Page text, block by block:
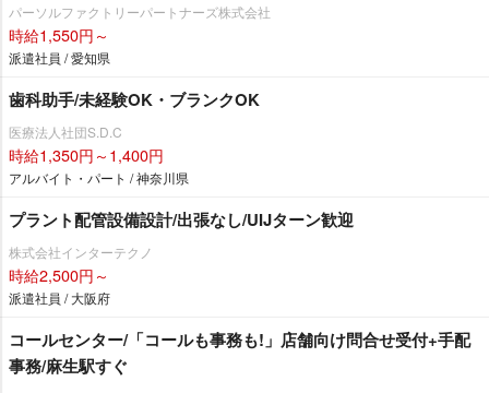
パーソルファクトリーパートナーズ株式会社
時給1,550円～
派遣社員 / 愛知県
歯科助手/未経験OK・ブランクOK
医療法人社団S.D.C
時給1,350円～1,400円
アルバイト・パート / 神奈川県
プラント配管設備設計/出張なし/UIJターン歓迎
株式会社インターテクノ
時給2,500円～
派遣社員 / 大阪府
コールセンター/「コールも事務も!」店舗向け問合せ受付+手配
事務/麻生駅すぐ